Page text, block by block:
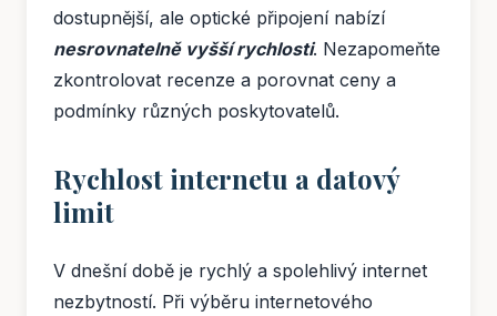
dostupnější, ale optické připojení nabízí
nesrovnatelně vyšší rychlosti. Nezapomeňte
zkontrolovat recenze a porovnat ceny a
podmínky různých poskytovatelů.
Rychlost internetu a datový
limit
V dnešní době je rychlý a spolehlivý internet
nezbytností. Při výběru internetového